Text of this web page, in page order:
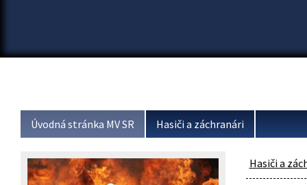
Úvodná stránka MV SR Hasiči a záchranári
Hasiči a